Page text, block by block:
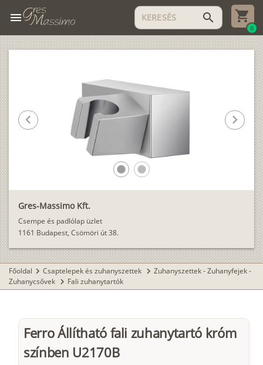
menu search
0
Gres-Massimo Kft.
Csempe és padlólap üzlet
1161 Budapest, Csömöri út 38.
lens lens
chevron_left chevron_right
Főoldal chevron_right Csaptelepek és zuhanyszettek chevron_right Zuhanyszettek - Zuhanyfejek -
Zuhanycsővek chevron_right Fali zuhanytartók
Ferro Állítható fali zuhanytartó króm
színben U2170B